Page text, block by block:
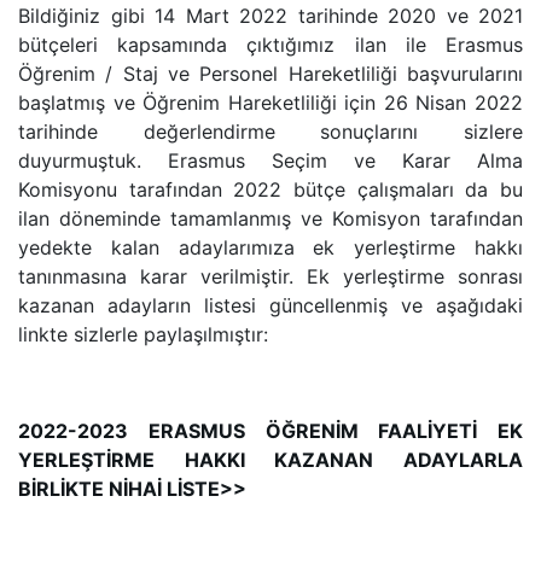
Bildiğiniz gibi 14 Mart 2022 tarihinde 2020 ve 2021
bütçeleri kapsamında çıktığımız ilan ile Erasmus
Öğrenim / Staj ve Personel Hareketliliği başvurularını
başlatmış ve Öğrenim Hareketliliği için 26 Nisan 2022
tarihinde değerlendirme sonuçlarını sizlere
duyurmuştuk. Erasmus Seçim ve Karar Alma
Komisyonu tarafından 2022 bütçe çalışmaları da bu
ilan döneminde tamamlanmış ve Komisyon tarafından
yedekte kalan adaylarımıza ek yerleştirme hakkı
tanınmasına karar verilmiştir. Ek yerleştirme sonrası
kazanan adayların listesi güncellenmiş ve aşağıdaki
linkte sizlerle paylaşılmıştır:
2022-2023 ERASMUS ÖĞRENİM FAALİYETİ EK
YERLEŞTİRME HAKKI KAZANAN ADAYLARLA
BİRLİKTE NİHAİ LİSTE>>